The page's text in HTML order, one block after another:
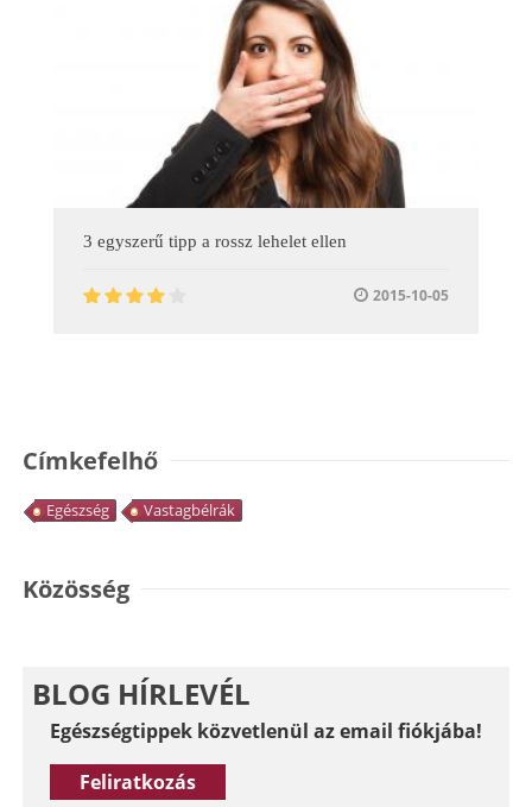
3 egyszerű tipp a rossz lehelet ellen
2015-10-05
Címkefelhő
Egészség Vastagbélrák
Közösség
BLOG HÍRLEVÉL
Egészségtippek közvetlenül az email fiókjába!
Feliratkozás